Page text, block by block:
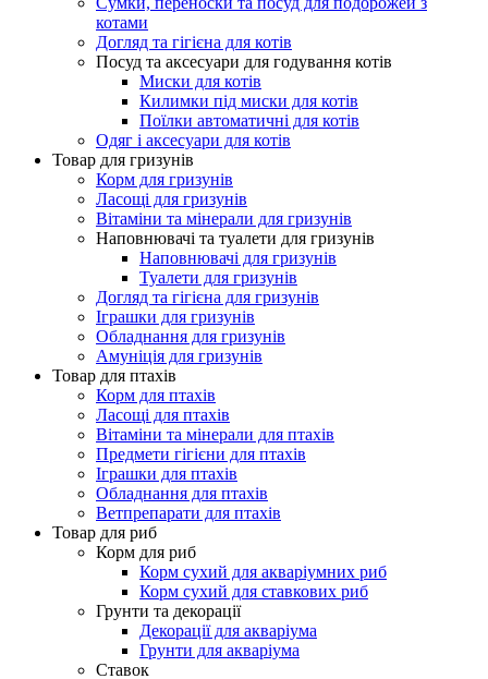
котами
Догляд та гігієна для котів
Посуд та аксесуари для годування котів
Миски для котів
Килимки під миски для котів
Поїлки автоматичні для котів
Одяг і аксесуари для котів
Товар для гризунів
Корм для гризунів
Ласощі для гризунів
Вітаміни та мінерали для гризунів
Наповнювачі та туалети для гризунів
Наповнювачі для гризунів
Туалети для гризунів
Догляд та гігієна для гризунів
Іграшки для гризунів
Обладнання для гризунів
Амуніція для гризунів
Товар для птахів
Корм для птахів
Ласощі для птахів
Вітаміни та мінерали для птахів
Предмети гігієни для птахів
Іграшки для птахів
Обладнання для птахів
Ветпрепарати для птахів
Товар для риб
Корм для риб
Корм сухий для акваріумних риб
Корм сухий для ставкових риб
Грунти та декорації
Декорації для акваріума
Грунти для акваріума
Ставок